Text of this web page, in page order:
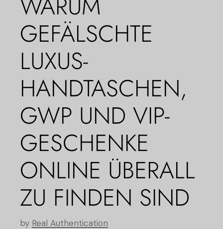
GEFÄLSCHTE
LUXUS-
HANDTASCHEN,
GWP UND VIP-
GESCHENKE
ONLINE ÜBERALL
ZU FINDEN SIND
by Real Authentication